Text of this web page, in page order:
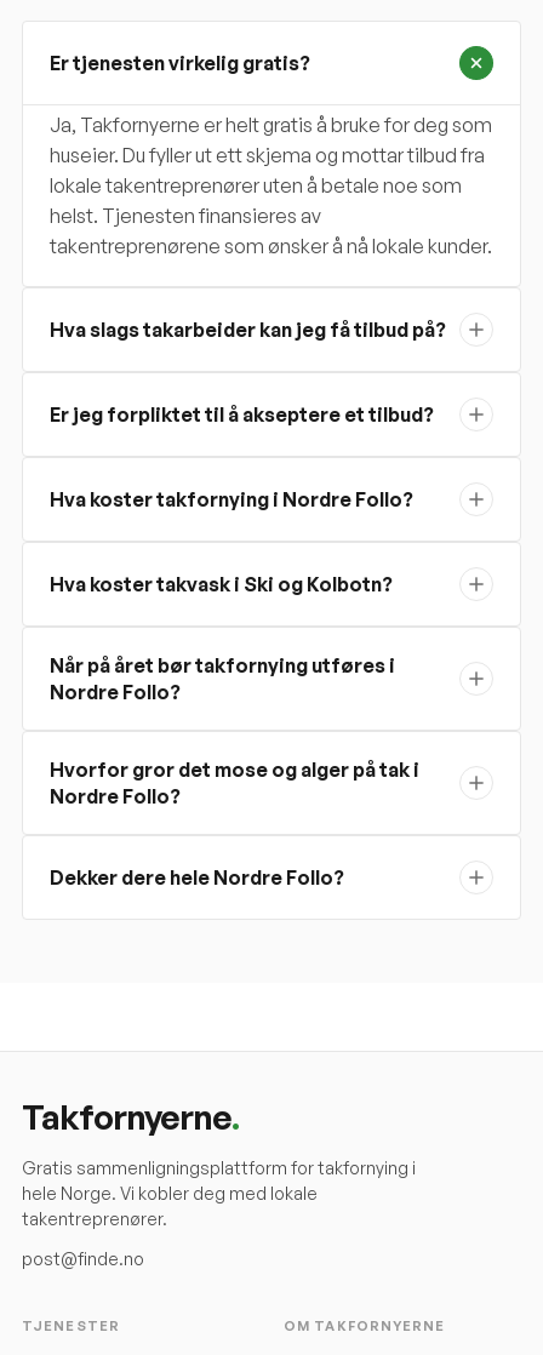
Er tjenesten virkelig gratis?
Ja, Takfornyerne er helt gratis å bruke for deg som
huseier. Du fyller ut ett skjema og mottar tilbud fra
lokale takentreprenører uten å betale noe som
helst. Tjenesten finansieres av
takentreprenørene som ønsker å nå lokale kunder.
Hva slags takarbeider kan jeg få tilbud på?
Er jeg forpliktet til å akseptere et tilbud?
Hva koster takfornying i Nordre Follo?
Hva koster takvask i Ski og Kolbotn?
Når på året bør takfornying utføres i
Nordre Follo?
Hvorfor gror det mose og alger på tak i
Nordre Follo?
Dekker dere hele Nordre Follo?
Takfornyerne.
Gratis sammenligningsplattform for takfornying i
hele Norge. Vi kobler deg med lokale
takentreprenører.
post@finde.no
TJENESTER OM TAKFORNYERNE